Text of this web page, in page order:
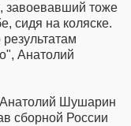
завоевавший тоже
сидя на коляске.
Анатолий
Шушарин
сборной России